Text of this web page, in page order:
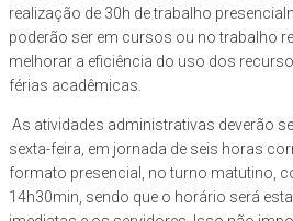
realização de 30h de trabalho
poderão ser em cursos ou no trabalho
melhorar a eficiência do uso dos
férias acadêmicas.
As atividades administrativas deverão
sexta-feira, em jornada de seis horas
formato presencial, no turno matutino,
14h30min, sendo que o horário será